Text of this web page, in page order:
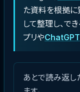
た資料を根拠に
して整理し、で
プリやChatGPT
あとで読み返し